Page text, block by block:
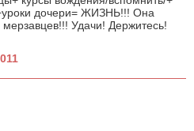
дочери= ЖИЗНЬ!!! Она
Удачи! Держитесь!